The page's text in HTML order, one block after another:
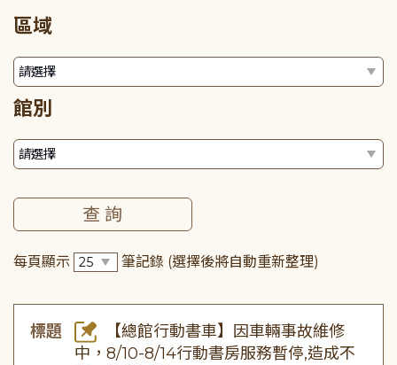
區域
館別
每頁顯示 筆記錄 (選擇後將自動重新整理)
標題
【總館行動書車】因車輛事故維修
中，8/10-8/14行動書房服務暫停,造成不